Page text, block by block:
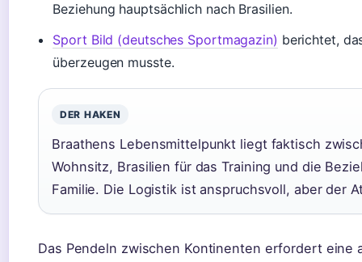
Beziehung hauptsächlich nach Brasilien.
Sport Bild (deutsches Sportmagazin) berichtet,
überzeugen musste.
DER HAKEN
Braathens Lebensmittelpunkt liegt faktisch
Wohnsitz, Brasilien für das Training und die
Familie. Die Logistik ist anspruchsvoll, aber der
Das Pendeln zwischen Kontinenten erfordert eine